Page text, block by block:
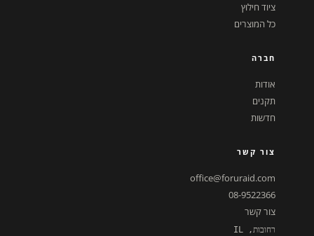
ציוד חילוץ
כל המוצרים
חברה
אודות
תקנים
חדשות
צור קשר
office@foruraid.com
08-9522366
צור קשר
רחובות, IL